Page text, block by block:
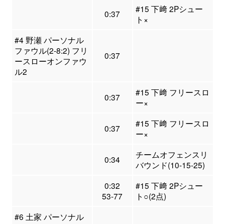
0:37
#15 下﨑 2Pシュー
ト×
#4 野瀬 パーソナル
ファウル(2-8:2) フリ
ースローオンファウ
ル2
0:37
0:37
#15 下﨑 フリースロ
ー×
0:37
#15 下﨑 フリースロ
ー×
0:34
チームオフェンスリ
バウンド(10-15-25)
0:32
53-77
#15 下﨑 2Pシュー
ト○(2点)
#6 土家 パーソナル